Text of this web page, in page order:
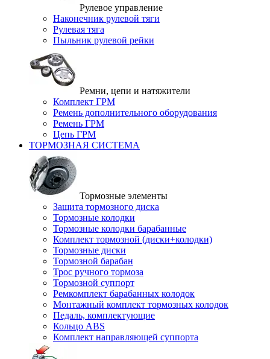
Рулевое управление
Наконечник рулевой тяги
Рулевая тяга
Пыльник рулевой рейки
Ремни, цепи и натяжители
Комплект ГРМ
Ремень дополнительного оборудования
Ремень ГРМ
Цепь ГРМ
ТОРМОЗНАЯ СИСТЕМА
Тормозные элементы
Защита тормозного диска
Тормозные колодки
Тормозные колодки барабанные
Комплект тормозной (диски+колодки)
Тормозные диски
Тормозной барабан
Трос ручного тормоза
Тормозной суппорт
Ремкомплект барабанных колодок
Монтажный комплект тормозных колодок
Педаль, комплектующие
Кольцо ABS
Комплект направляющей суппорта